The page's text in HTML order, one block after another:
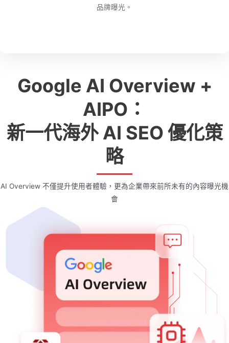
品牌曝光。
Google AI Overview +
AIPO：
新一代海外 AI SEO 優化策
略
AI Overview 不僅提升使用者體驗，更為企業帶來前所未有的內容曝光機
會